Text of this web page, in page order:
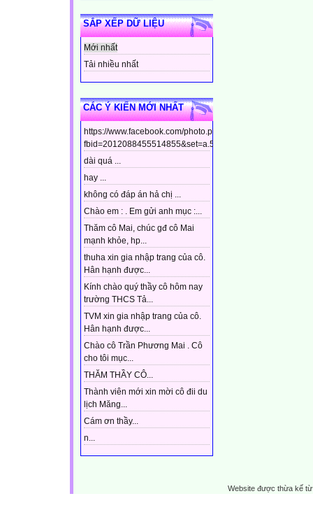
SẮP XẾP DỮ LIỆU
Mới nhất
Tải nhiều nhất
CÁC Ý KIẾN MỚI NHẤT
https://www.facebook.com/photo.php?
dài quá ...
hay ...
không có đáp án hả chị ...
Chào em : . Em gửi anh mục :...
Thăm cô Mai, chúc gđ cô Mai
mạnh khỏe, hp...
thuha xin gia nhập trang của cô.
Hân hạnh được...
Kính chào quý thầy cô hôm nay
trường THCS Tả...
TVM xin gia nhập trang của cô.
Hân hạnh được...
Chào cô Trần Phương Mai . Cô
cho tôi mục...
THĂM THẦY CÔ...
Thành viên mới xin mời cô đii du
lịch Măng...
Cám ơn thầy...
n...
Website được thừa kế